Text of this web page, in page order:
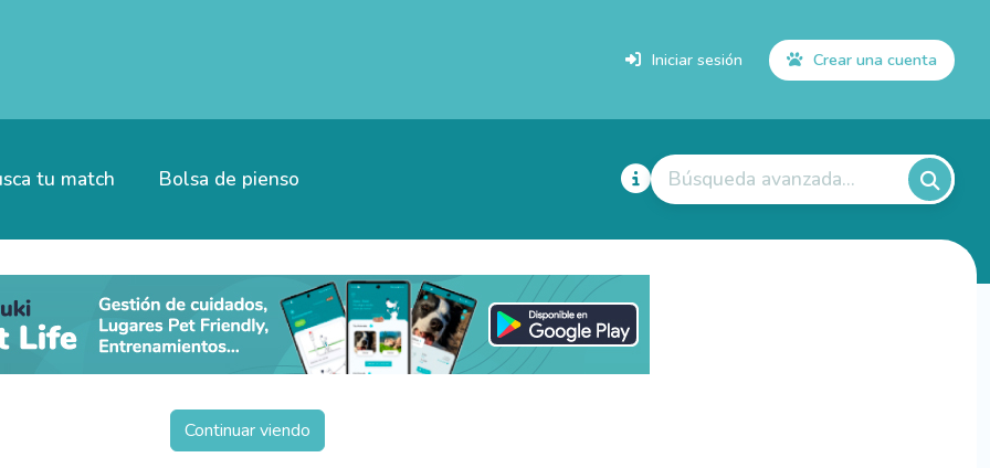
Iniciar sesión Crear una cuenta
tu match Bolsa de pienso Búsqueda avanzada...
Continuar viendo